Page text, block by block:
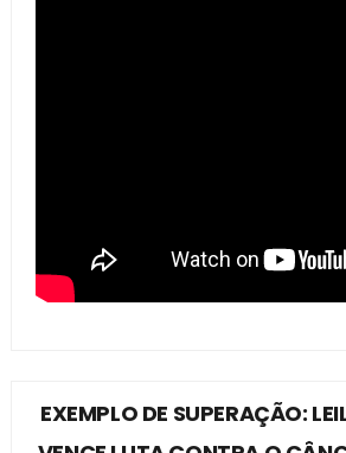
EXEMPLO DE SUPERAÇÃO: